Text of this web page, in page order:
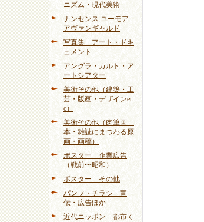
ニズム・現代美術
ナンセンス ユーモア
アヴァンギャルド
写真集 アート・ドキ
ュメント
アングラ・カルト・ア
ートシアター
美術その他（建築・工
芸・版画・デザインet
c）
美術その他（肉筆画
本・雑誌にまつわる原
画・画稿）
ポスター 企業広告
（戦前〜昭和）
ポスター その他
パンフ・チラシ 宣
伝・広告ほか
近代ニッポン 都市く